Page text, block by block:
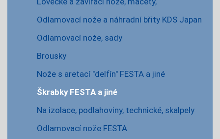
Odlamovací nože a náhradní břity KDS Japan
Odlamovací nože, sady
Brousky
Nože s aretací "delfín" FESTA a jiné
Škrabky FESTA a jiné
Na izolace, podlahoviny, technické, skalpely
Odlamovací nože FESTA